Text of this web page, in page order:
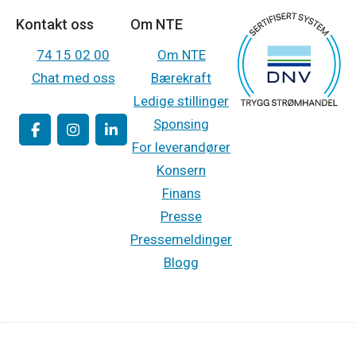
Kontakt oss
74 15 02 00
Chat med oss
Om NTE
Om NTE
Bærekraft
Ledige stillinger
Sponsing
For leverandører
Konsern
Finans
Presse
Pressemeldinger
Blogg